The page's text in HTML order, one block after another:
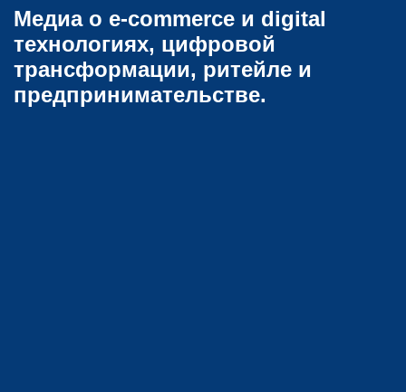
Медиа о e-commerce и digital
технологиях, цифровой
трансформации, ритейле и
предпринимательстве.